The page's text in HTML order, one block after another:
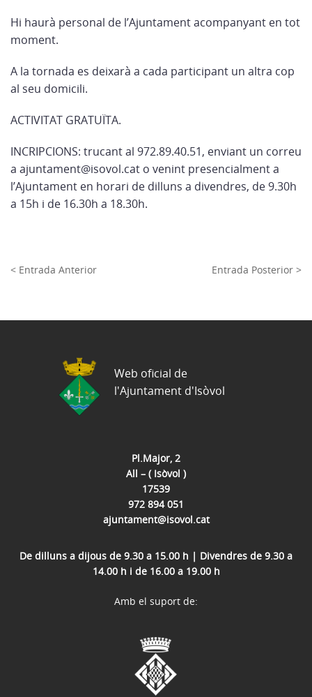
Hi haurà personal de l’Ajuntament acompanyant en tot
moment.
A la tornada es deixarà a cada participant un altra cop
al seu domicili.
ACTIVITAT GRATUÏTA.
INCRIPCIONS: trucant al 972.89.40.51, enviant un correu
a ajuntament@isovol.cat o venint presencialment a
l’Ajuntament en horari de dilluns a divendres, de 9.30h
a 15h i de 16.30h a 18.30h.
< Entrada Anterior Entrada Posterior >
Pl.Major, 2
All – ( Isòvol )
17539
972 894 051
ajuntament@isovol.cat
De dilluns a dijous de 9.30 a 15.00 h | Divendres de 9.30 a
14.00 h i de 16.00 a 19.00 h
Web oficial de
l'Ajuntament d'Isòvol
Amb el suport de: